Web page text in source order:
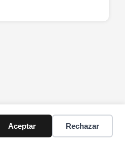
Aceptar Rechazar